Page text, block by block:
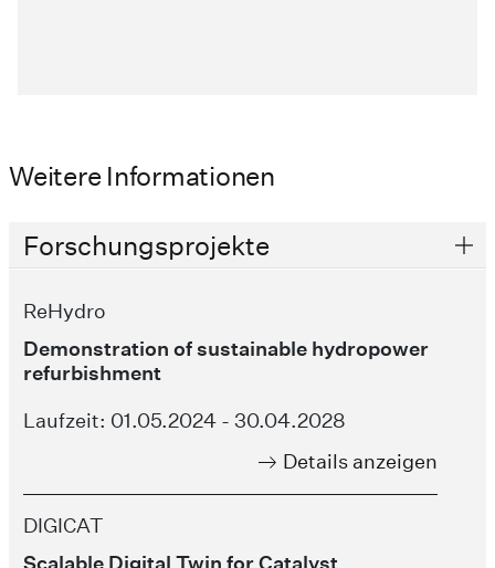
Weitere Informationen
Forschungsprojekte
ReHydro
Demonstration of sustainable hydropower
refurbishment
Laufzeit: 01.05.2024 - 30.04.2028
Details anzeigen
DIGICAT